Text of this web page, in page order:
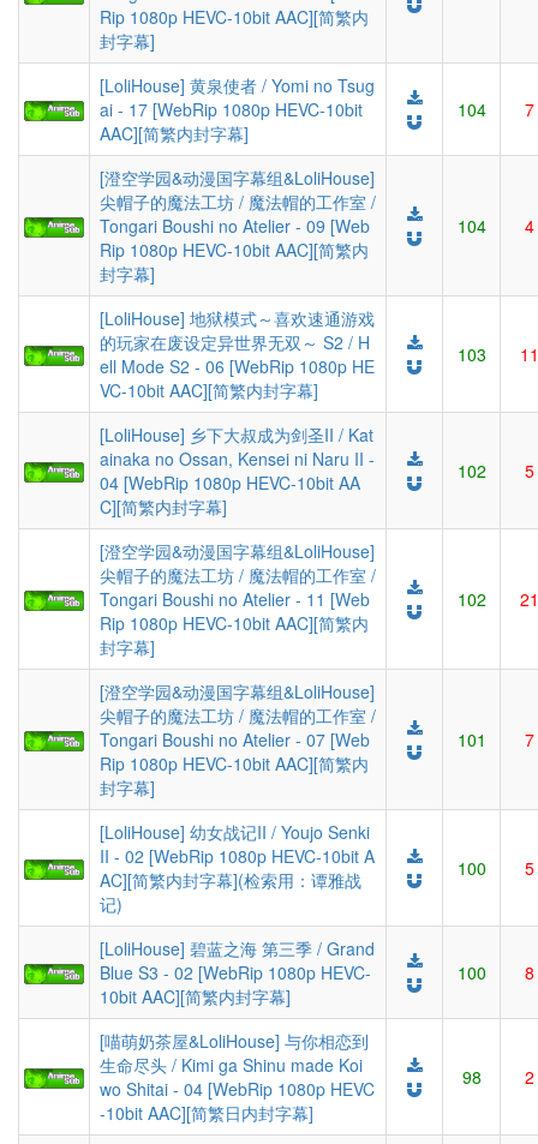
Rip 1080p HEVC-10bit AAC][简繁内
封字幕]
[LoliHouse] 黄泉使者 / Yomi no Tsug
ai - 17 [WebRip 1080p HEVC-10bit
AAC][简繁内封字幕]
104 7
[澄空学园&动漫国字幕组&LoliHouse]
尖帽子的魔法工坊 / 魔法帽的工作室 /
Tongari Boushi no Atelier - 09 [Web
Rip 1080p HEVC-10bit AAC][简繁内
封字幕]
104 4
[LoliHouse] 地狱模式～喜欢速通游戏
的玩家在废设定异世界无双～ S2 / H
ell Mode S2 - 06 [WebRip 1080p HE
VC-10bit AAC][简繁内封字幕]
103 11
[LoliHouse] 乡下大叔成为剑圣II / Kat
ainaka no Ossan, Kensei ni Naru II -
04 [WebRip 1080p HEVC-10bit AA
C][简繁内封字幕]
102 5
[澄空学园&动漫国字幕组&LoliHouse]
尖帽子的魔法工坊 / 魔法帽的工作室 /
Tongari Boushi no Atelier - 11 [Web
Rip 1080p HEVC-10bit AAC][简繁内
封字幕]
102 21
[澄空学园&动漫国字幕组&LoliHouse]
尖帽子的魔法工坊 / 魔法帽的工作室 /
Tongari Boushi no Atelier - 07 [Web
Rip 1080p HEVC-10bit AAC][简繁内
封字幕]
101 7
[LoliHouse] 幼女战记II / Youjo Senki
II - 02 [WebRip 1080p HEVC-10bit A
AC][简繁内封字幕](检索用：谭雅战
记)
100 5
[LoliHouse] 碧蓝之海 第三季 / Grand
Blue S3 - 02 [WebRip 1080p HEVC-
10bit AAC][简繁内封字幕]
100 8
[喵萌奶茶屋&LoliHouse] 与你相恋到
生命尽头 / Kimi ga Shinu made Koi
wo Shitai - 04 [WebRip 1080p HEVC
-10bit AAC][简繁日内封字幕]
98 2